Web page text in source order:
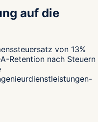
auf die
von 13%
Retention nach Steuern